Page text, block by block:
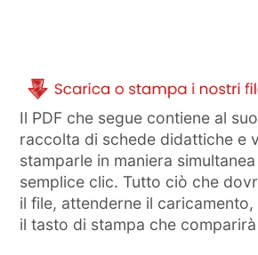
Il PDF che segue contiene al
raccolta di schede didattiche e
stamparle in maniera
semplice clic. Tutto ciò che
il file, attenderne il
il tasto di stampa che